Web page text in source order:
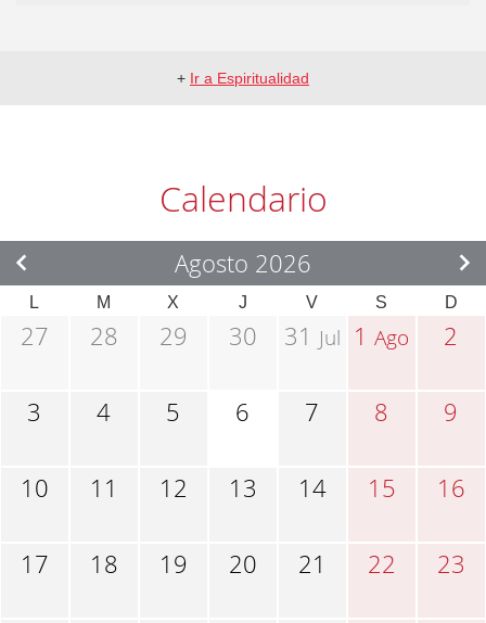
+ Ir a Espiritualidad
Calendario
Agosto 2026
L M X J V S D
27 28 29 30 31 Jul 1Ago 2
3 4 5 6 7 8 9
10 11 12 13 14 15 16
17 18 19 20 21 22 23